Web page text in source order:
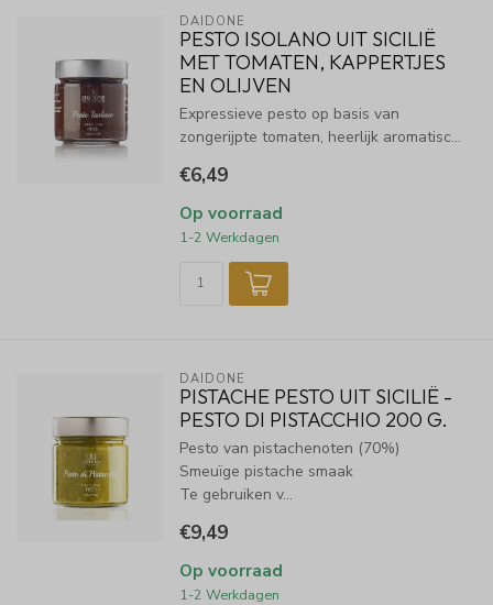
DAIDONE
PESTO ISOLANO UIT SICILIË
MET TOMATEN, KAPPERTJES
EN OLIJVEN
Expressieve pesto op basis van
zongerijpte tomaten, heerlijk aromatisc...
€6,49
Op voorraad
1-2 Werkdagen
DAIDONE
PISTACHE PESTO UIT SICILIË -
PESTO DI PISTACCHIO 200 G.
Pesto van pistachenoten (70%)
Smeuïge pistache smaak
Te gebruiken v...
€9,49
Op voorraad
1-2 Werkdagen